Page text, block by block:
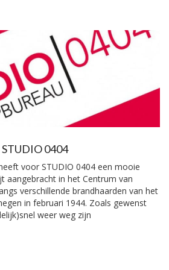
STUDIO 0404
voor STUDIO 0404 een mooie
aangebracht in het Centrum van
verschillende brandhaarden van het
in februari 1944. Zoals gewenst
weer weg zijn